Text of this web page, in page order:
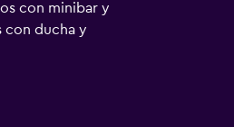
con minibar y
con ducha y
6